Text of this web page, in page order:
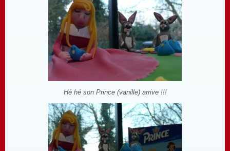
Hé hé son Prince (vanille) arrive !!!